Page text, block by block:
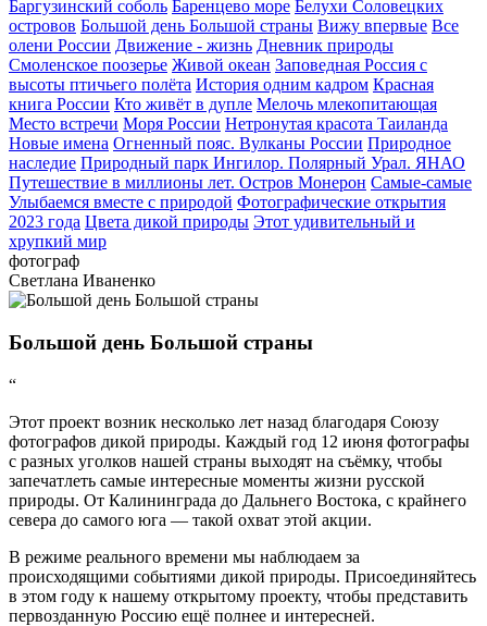
Баргузинский соболь Баренцево море Белухи Соловецких
островов Большой день Большой страны Вижу впервые Все
олени России Движение - жизнь Дневник природы
Смоленское поозерье Живой океан Заповедная Россия с
высоты птичьего полёта История одним кадром Красная
книга России Кто живёт в дупле Мелочь млекопитающая
Место встречи Моря России Нетронутая красота Таиланда
Новые имена Огненный пояс. Вулканы России Природное
наследие Природный парк Ингилор. Полярный Урал. ЯНАО
Путешествие в миллионы лет. Остров Монерон Самые-самые
Улыбаемся вместе с природой Фотографические открытия
2023 года Цвета дикой природы Этот удивительный и
хрупкий мир
фотограф
Светлана Иваненко
Большой день Большой страны
“
Этот проект возник несколько лет назад благодаря Союзу
фотографов дикой природы. Каждый год 12 июня фотографы
с разных уголков нашей страны выходят на съёмку, чтобы
запечатлеть самые интересные моменты жизни русской
природы. От Калининграда до Дальнего Востока, с крайнего
севера до самого юга — такой охват этой акции.
В режиме реального времени мы наблюдаем за
происходящими событиями дикой природы. Присоединяйтесь
в этом году к нашему открытому проекту, чтобы представить
первозданную Россию ещё полнее и интересней.